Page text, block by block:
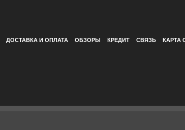
ДОСТАВКА И ОПЛАТА ОБЗОРЫ КРЕДИТ СВЯЗЬ КАРТА